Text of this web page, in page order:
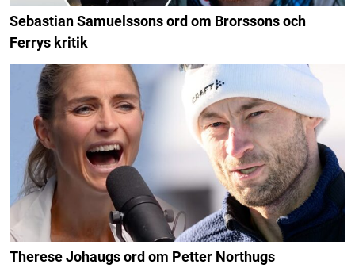
Sebastian Samuelssons ord om Brorssons och
Ferrys kritik
Therese Johaugs ord om Petter Northugs